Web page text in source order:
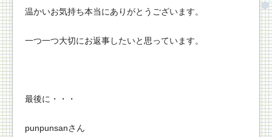
温かいお気持ち本当にありがとうございます。
一つ一つ大切にお返事したいと思っています。
最後に・・・
punpunsanさん